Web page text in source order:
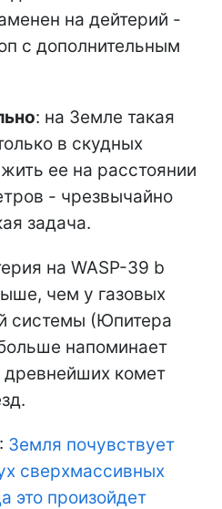
на дейтерий -
с дополнительным
: на Земле такая
в скудных
ее на расстоянии
- чрезвычайно
задача.
на WASP-39 b
чем у газовых
системы (Юпитера
напоминает
древнейших комет
: Земля почувствует
сверхмассивных
это произойдет